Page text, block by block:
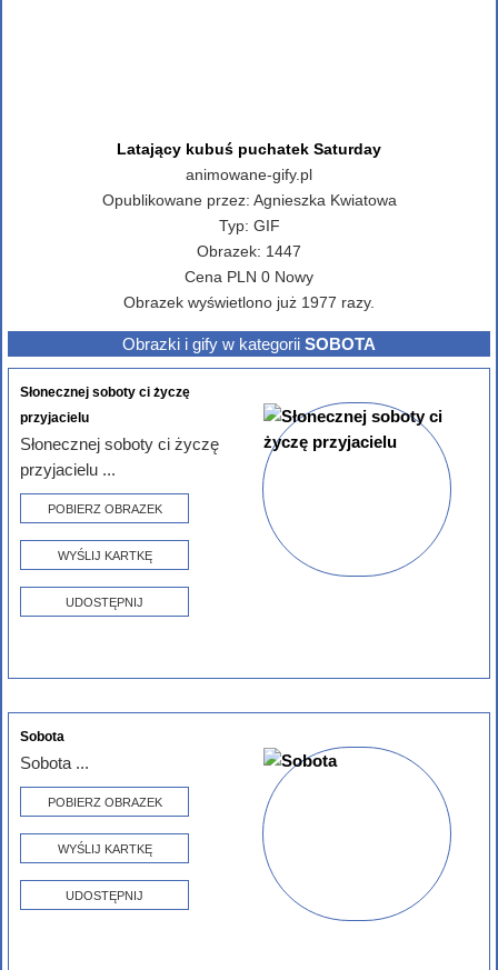
Latający kubuś puchatek Saturday
animowane-gify.pl
Opublikowane przez: Agnieszka Kwiatowa
Typ: GIF
Obrazek: 1447
Cena PLN 0 Nowy
Obrazek wyświetlono już 1977 razy.
Obrazki i gify w kategorii SOBOTA
Słonecznej soboty ci życzę
przyjacielu
Słonecznej soboty ci życzę
przyjacielu ...
POBIERZ OBRAZEK
WYŚLIJ KARTKĘ
UDOSTĘPNIJ
Sobota
Sobota ...
POBIERZ OBRAZEK
WYŚLIJ KARTKĘ
UDOSTĘPNIJ